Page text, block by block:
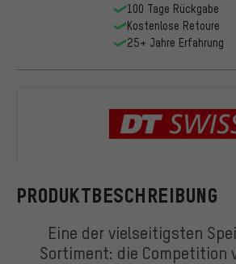
PRODUKTBESCHREIBUNG
Eine der vielseitigsten
Sortiment: die Competition
100 Tage Rückgabe
Kostenlose Retoure
25+ Jahre Erfahrung